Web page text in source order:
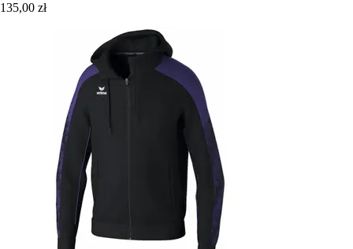
135,00 zł